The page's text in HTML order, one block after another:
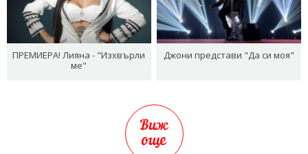
ПРЕМИЕРА! Лияна - "Изхвърли
ме"
Джони представи "Да си моя"
Виж
още